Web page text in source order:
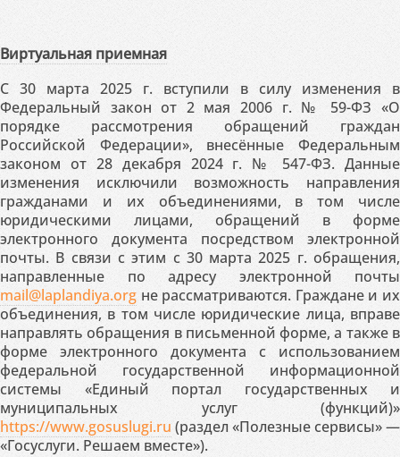
Виртуальная приемная
С 30 марта 2025 г. вступили в силу изменения в
Федеральный закон от 2 мая 2006 г. № 59-ФЗ «О
порядке рассмотрения обращений граждан
Российской Федерации», внесённые Федеральным
законом от 28 декабря 2024 г. № 547-ФЗ. Данные
изменения исключили возможность направления
гражданами и их объединениями, в том числе
юридическими лицами, обращений в форме
электронного документа посредством электронной
почты. В связи с этим с 30 марта 2025 г. обращения,
направленные по адресу электронной почты
mail@laplandiya.org не рассматриваются. Граждане и их
объединения, в том числе юридические лица, вправе
направлять обращения в письменной форме, а также в
форме электронного документа с использованием
федеральной государственной информационной
системы «Единый портал государственных и
муниципальных услуг (функций)»
https://www.gosuslugi.ru (раздел «Полезные сервисы» —
«Госуслуги. Решаем вместе»).